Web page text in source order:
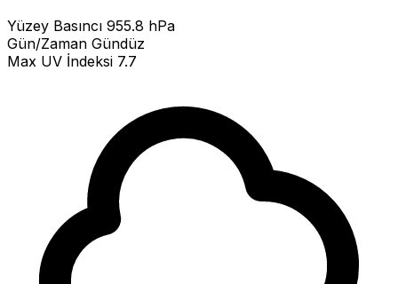
Yüzey Basıncı 955.8 hPa
Gün/Zaman Gündüz
Max UV İndeksi 7.7